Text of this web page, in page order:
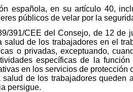
española, en su artículo 40,
públicos de velar por la
391/CEE del Consejo, de 12 de
salud de los trabajadores en el
o privadas, exceptuando,
específicas de la
en los servicios de
salud de los trabajadores
persigue.